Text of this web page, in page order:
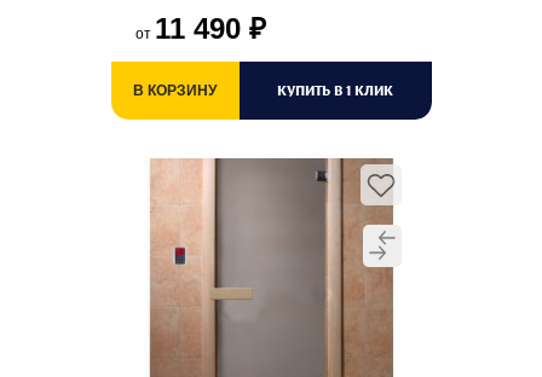
от 11 490 ₽
В КОРЗИНУ КУПИТЬ В 1 КЛИК